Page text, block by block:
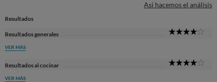
Así hacemos el análisis
Resultados
Resultados generales
VER MÁS
Resultados al cocinar
VER MÁS